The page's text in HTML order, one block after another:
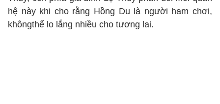
hệ này khi cho rằng Hồng Du là người ham chơi,
khôngthể lo lắng nhiều cho tương lai.